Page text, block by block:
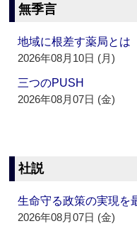
無季言
地域に根差す薬局とは
2026年08月10日 (月)
三つのPUSH
2026年08月07日 (金)
社説
生命守る政策の実現を
2026年08月07日 (金)